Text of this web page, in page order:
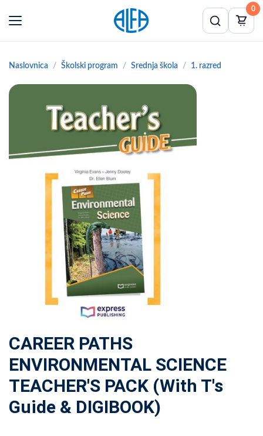
0
Naslovnica Školski program Srednja škola 1. razred
CAREER PATHS
ENVIRONMENTAL SCIENCE
TEACHER'S PACK (With T's
Guide & DIGIBOOK)